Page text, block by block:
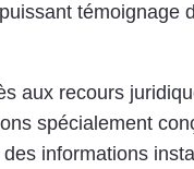
témoignage
aux recours
spécialement
informations